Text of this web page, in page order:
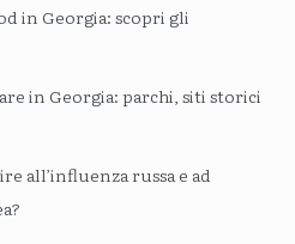
in Georgia: scopri gli
in Georgia: parchi, siti storici
all’influenza russa e ad